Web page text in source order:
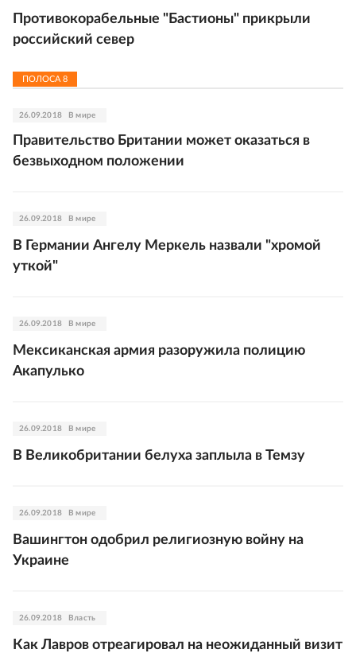
Противокорабельные "Бастионы" прикрыли
российский север
ПОЛОСА 8
26.09.2018 В мире
Правительство Британии может оказаться в
безвыходном положении
26.09.2018 В мире
В Германии Ангелу Меркель назвали "хромой
уткой"
26.09.2018 В мире
Мексиканская армия разоружила полицию
Акапулько
26.09.2018 В мире
В Великобритании белуха заплыла в Темзу
26.09.2018 В мире
Вашингтон одобрил религиозную войну на
Украине
26.09.2018 Власть
Как Лавров отреагировал на неожиданный визит